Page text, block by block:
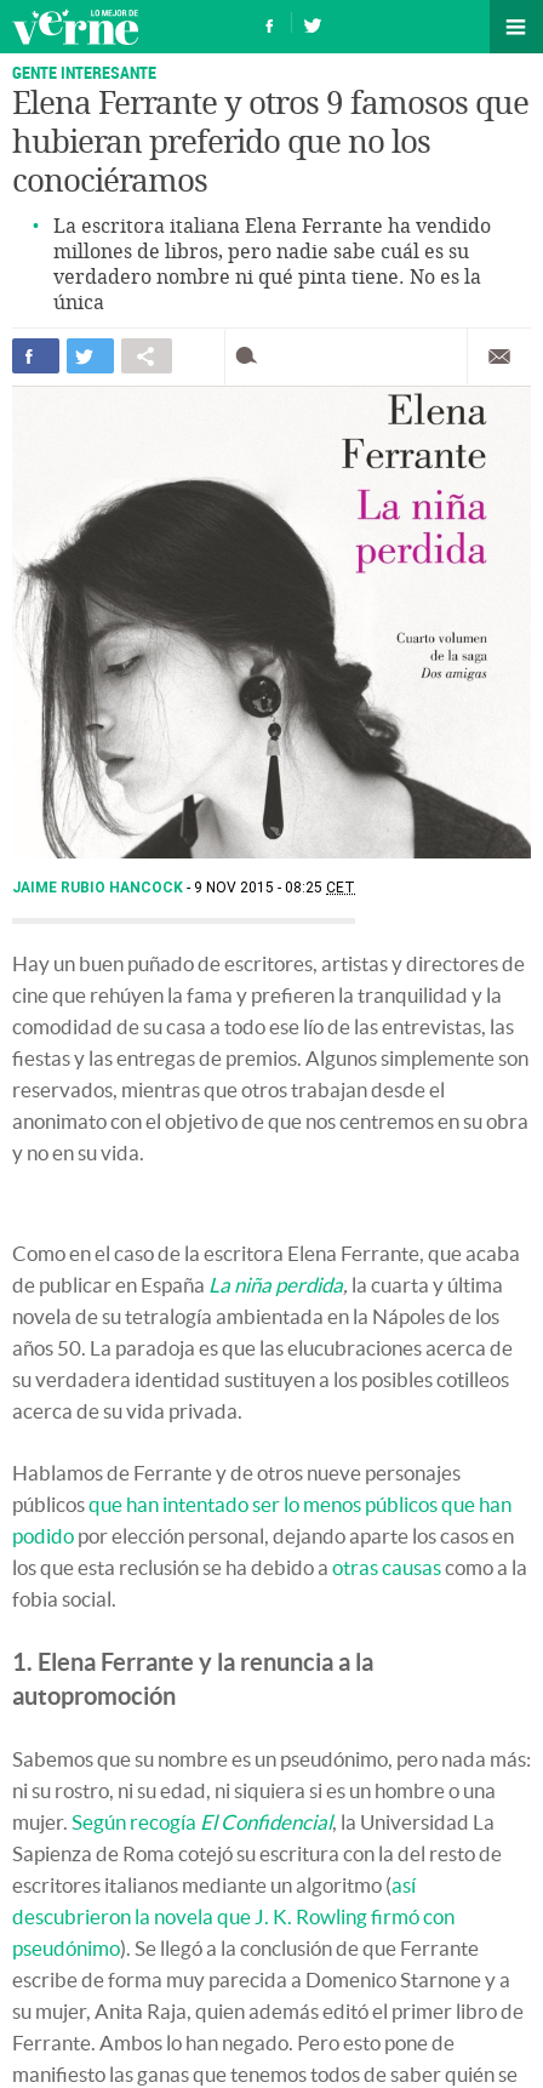
GENTE INTERESANTE
Elena Ferrante y otros 9 famosos que
hubieran preferido que no los
conociéramos
La escritora italiana Elena Ferrante ha vendido
millones de libros, pero nadie sabe cuál es su
verdadero nombre ni qué pinta tiene. No es la
única
JAIME RUBIO HANCOCK 9 NOV 2015 - 08:25 CET
Hay un buen puñado de escritores, artistas y directores de
cine que rehúyen la fama y prefieren la tranquilidad y la
comodidad de su casa a todo ese lío de las entrevistas, las
fiestas y las entregas de premios. Algunos simplemente son
reservados, mientras que otros trabajan desde el
anonimato con el objetivo de que nos centremos en su obra
y no en su vida.
Como en el caso de la escritora Elena Ferrante, que acaba
de publicar en España La niña perdida, la cuarta y última
novela de su tetralogía ambientada en la Nápoles de los
años 50. La paradoja es que las elucubraciones acerca de
su verdadera identidad sustituyen a los posibles cotilleos
acerca de su vida privada.
Hablamos de Ferrante y de otros nueve personajes
públicosque han intentado ser lo menos públicos que han
podido por elección personal, dejando aparte los casos en
los que esta reclusión se ha debido a otras causascomo a la
fobia social.
1. Elena Ferrante y la renuncia a la
autopromoción
Sabemos que su nombre es un pseudónimo, pero nada más:
ni su rostro, ni su edad, ni siquiera si es un hombre o una
mujer. Según recogía El Confidencial, la Universidad La
Sapienza de Roma cotejó su escritura con la del resto de
escritores italianos mediante un algoritmo (así
descubrieron la novela que J. K. Rowling firmó con
pseudónimo). Se llegó a la conclusión de que Ferrante
escribe de forma muy parecida a Domenico Starnone y a
su mujer, Anita Raja, quien además editó el primer libro de
Ferrante. Ambos lo han negado. Pero esto pone de
manifiesto las ganas que tenemos todos de saber quién se